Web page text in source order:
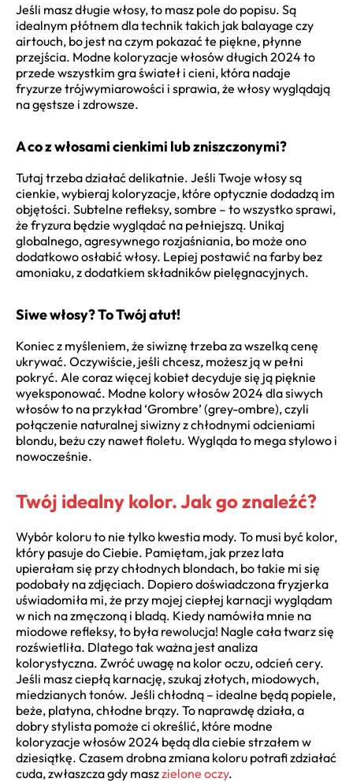
Jeśli masz długie włosy, to masz pole do popisu. Są
idealnym płótnem dla technik takich jak balayage czy
airtouch, bo jest na czym pokazać te piękne, płynne
przejścia. Modne koloryzacje włosów długich 2024 to
przede wszystkim gra świateł i cieni, która nadaje
fryzurze trójwymiarowości i sprawia, że włosy wyglądają
na gęstsze i zdrowsze.
A co z włosami cienkimi lub zniszczonymi?
Tutaj trzeba działać delikatnie. Jeśli Twoje włosy są
cienkie, wybieraj koloryzacje, które optycznie dodadzą im
objętości. Subtelne refleksy, sombre – to wszystko sprawi,
że fryzura będzie wyglądać na pełniejszą. Unikaj
globalnego, agresywnego rozjaśniania, bo może ono
dodatkowo osłabić włosy. Lepiej postawić na farby bez
amoniaku, z dodatkiem składników pielęgnacyjnych.
Siwe włosy? To Twój atut!
Koniec z myśleniem, że siwiznę trzeba za wszelką cenę
ukrywać. Oczywiście, jeśli chcesz, możesz ją w pełni
pokryć. Ale coraz więcej kobiet decyduje się ją pięknie
wyeksponować. Modne kolory włosów 2024 dla siwych
włosów to na przykład ‘Grombre’ (grey-ombre), czyli
połączenie naturalnej siwizny z chłodnymi odcieniami
blondu, beżu czy nawet fioletu. Wygląda to mega stylowo i
nowocześnie.
Twój idealny kolor. Jak go znaleźć?
Wybór koloru to nie tylko kwestia mody. To musi być kolor,
który pasuje do Ciebie. Pamiętam, jak przez lata
upierałam się przy chłodnych blondach, bo takie mi się
podobały na zdjęciach. Dopiero doświadczona fryzjerka
uświadomiła mi, że przy mojej ciepłej karnacji wyglądam
w nich na zmęczoną i bladą. Kiedy namówiła mnie na
miodowe refleksy, to była rewolucja! Nagle cała twarz się
rozświetliła. Dlatego tak ważna jest analiza
kolorystyczna. Zwróć uwagę na kolor oczu, odcień cery.
Jeśli masz ciepłą karnację, szukaj złotych, miodowych,
miedzianych tonów. Jeśli chłodną – idealne będą popiele,
beże, platyna, chłodne brązy. To naprawdę działa, a
dobry stylista pomoże ci określić, które modne
koloryzacje włosów 2024 będą dla ciebie strzałem w
dziesiątkę. Czasem drobna zmiana koloru potrafi zdziałać
cuda, zwłaszcza gdy maszzielone oczy.